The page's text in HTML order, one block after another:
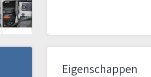
Eigenschappen